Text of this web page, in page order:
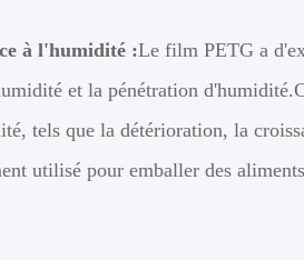
à l'humidité :Le film PETG a
et la pénétration
tels que la détérioration, la
utilisé pour emballer des